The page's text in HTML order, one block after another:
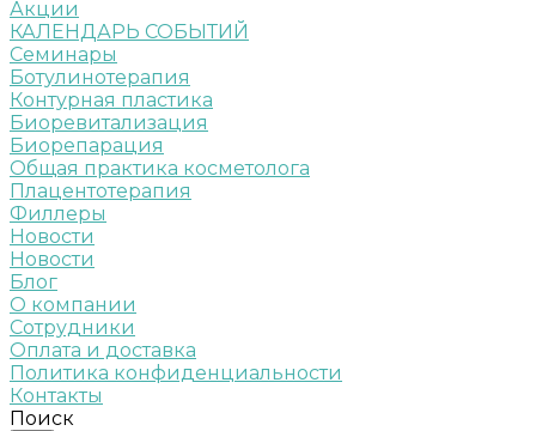
Акции
КАЛЕНДАРЬ СОБЫТИЙ
Семинары
Ботулинотерапия
Контурная пластика
Биоревитализация
Биорепарация
Общая практика косметолога
Плацентотерапия
Филлеры
Новости
Новости
Блог
О компании
Сотрудники
Оплата и доставка
Политика конфиденциальности
Контакты
Поиск